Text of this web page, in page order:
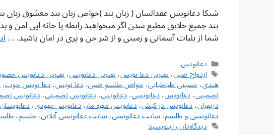
شیکا دعانویس عقدالسان ( زبان بند )خواص زبان بند معشوق
بند جمیع خلایق مطیع شدن اگر میخواهید رابطه یا خانه ایی امن و
شما از بلیات آسمانی و زمینی و از شر جن و پری در امان باشید. …
دسته‌ها
دعانویس
برچسب‌ها
ازدواج صبی،بهترین دعا نویس،بهترین دعانویس،بهترین دعانویس
هندی،حسینی طباطبایی،خواص طلسم صبی،دعا نویس،دعا نویس خوب،
تضمینی،دعانويس،دعانويسي،دعانویس،دعانویس تضمینی،دعانویس
درتهران،دعانویس در کیش،دعانویس مهره مار،دعانویس یهودی،دعانویسان
دعانویسی و طلسم،سایت دعانویسی،سایت دعانویسی آنلاین،طلسم،
دیدگاه‌تان را بنویسید